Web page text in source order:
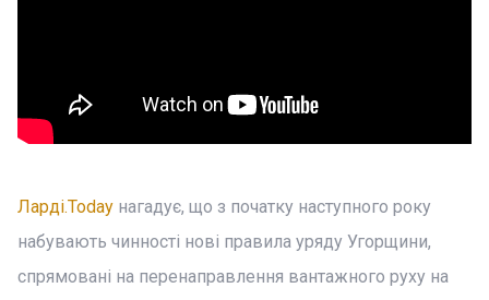
Ларді.Today нагадує, що з початку наступного року
набувають чинності нові правила уряду Угорщини,
спрямовані на перенаправлення вантажного руху на